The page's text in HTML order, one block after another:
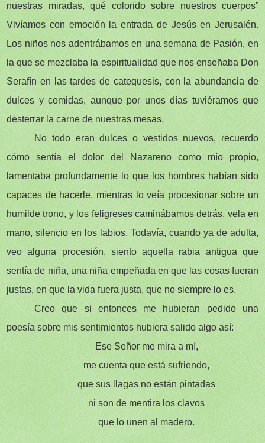
nuestras miradas, qué colorido sobre nuestros cuerpos”
Vivíamos con emoción la entrada de Jesús en Jerusalén.
Los niños nos adentrábamos en una semana de Pasión, en
la que se mezclaba la espiritualidad que nos enseñaba Don
Serafín en las tardes de catequesis, con la abundancia de
dulces y comidas, aunque por unos días tuviéramos que
desterrar la carne de nuestras mesas.
No todo eran dulces o vestidos nuevos, recuerdo
cómo sentía el dolor del Nazareno como mío propio,
lamentaba profundamente lo que los hombres habían sido
capaces de hacerle, mientras lo veía procesionar sobre un
humilde trono, y los feligreses caminábamos detrás, vela en
mano, silencio en los labios. Todavía, cuando ya de adulta,
veo alguna procesión, siento aquella rabia antigua que
sentía de niña, una niña empeñada en que las cosas fueran
justas, en que la vida fuera justa, que no siempre lo es.
Creo que si entonces me hubieran pedido una
poesía sobre mis sentimientos hubiera salido algo así:
Ese Señor me mira a mí,
me cuenta que está sufriendo,
que sus llagas no están pintadas
ni son de mentira los clavos
que lo unen al madero.